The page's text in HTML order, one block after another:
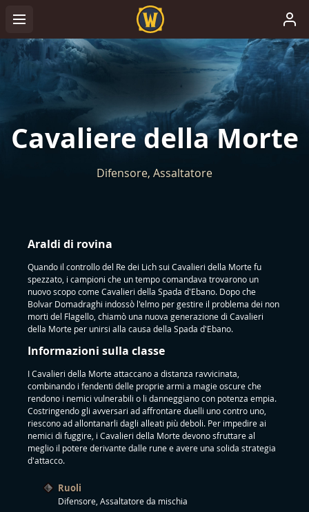
Cavaliere della Morte
Difensore, Assaltatore
Araldi di rovina
Quando il controllo del Re dei Lich sui Cavalieri della Morte fu
spezzato, i campioni che un tempo comandava trovarono un
nuovo scopo come Cavalieri della Spada d'Ebano. Dopo che
Bolvar Domadraghi indossò l'elmo per gestire il problema dei non
morti del Flagello, chiamò una nuova generazione di Cavalieri
della Morte per unirsi alla causa della Spada d'Ebano.
Informazioni sulla classe
I Cavalieri della Morte attaccano a distanza ravvicinata,
combinando i fendenti delle proprie armi a magie oscure che
rendono i nemici vulnerabili o li danneggiano con potenza empia.
Costringendo gli avversari ad affrontare duelli uno contro uno,
riescono ad allontanarli dagli alleati più deboli. Per impedire ai
nemici di fuggire, i Cavalieri della Morte devono sfruttare al
meglio il potere derivante dalle rune e avere una solida strategia
d'attacco.
Ruoli
Difensore, Assaltatore da mischia